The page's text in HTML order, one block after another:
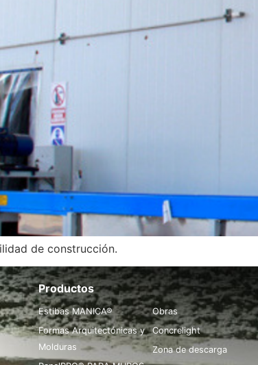
de construcción.
Productos
Estibas MANICA®
Formas Arquitectónicas y
Molduras
.
Obras
Concrelight
Zona de descarga